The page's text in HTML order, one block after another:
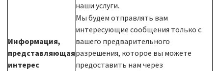
наши услуги.
Информация,
представляющая
интерес
Мы будем отправлять вам
интересующие сообщения только с
вашего предварительного
разрешения, которое вы можете
предоставить нам через